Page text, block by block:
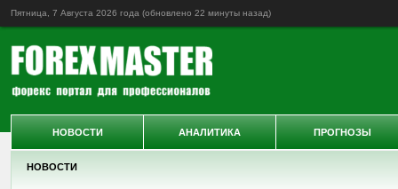
Пятница, 7 Августа 2026 года (обновлено 22 минуты назад)
НОВОСТИ
НОВОСТИ АНАЛИТИКА ПРОГНОЗЫ